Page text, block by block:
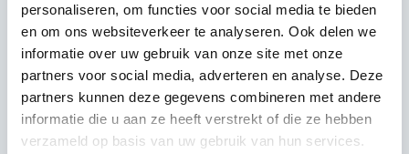
personaliseren, om functies voor social media te bieden
en om ons websiteverkeer te analyseren. Ook delen we
informatie over uw gebruik van onze site met onze
partners voor social media, adverteren en analyse. Deze
partners kunnen deze gegevens combineren met andere
informatie die u aan ze heeft verstrekt of die ze hebben
verzameld op basis van uw gebruik van hun services.